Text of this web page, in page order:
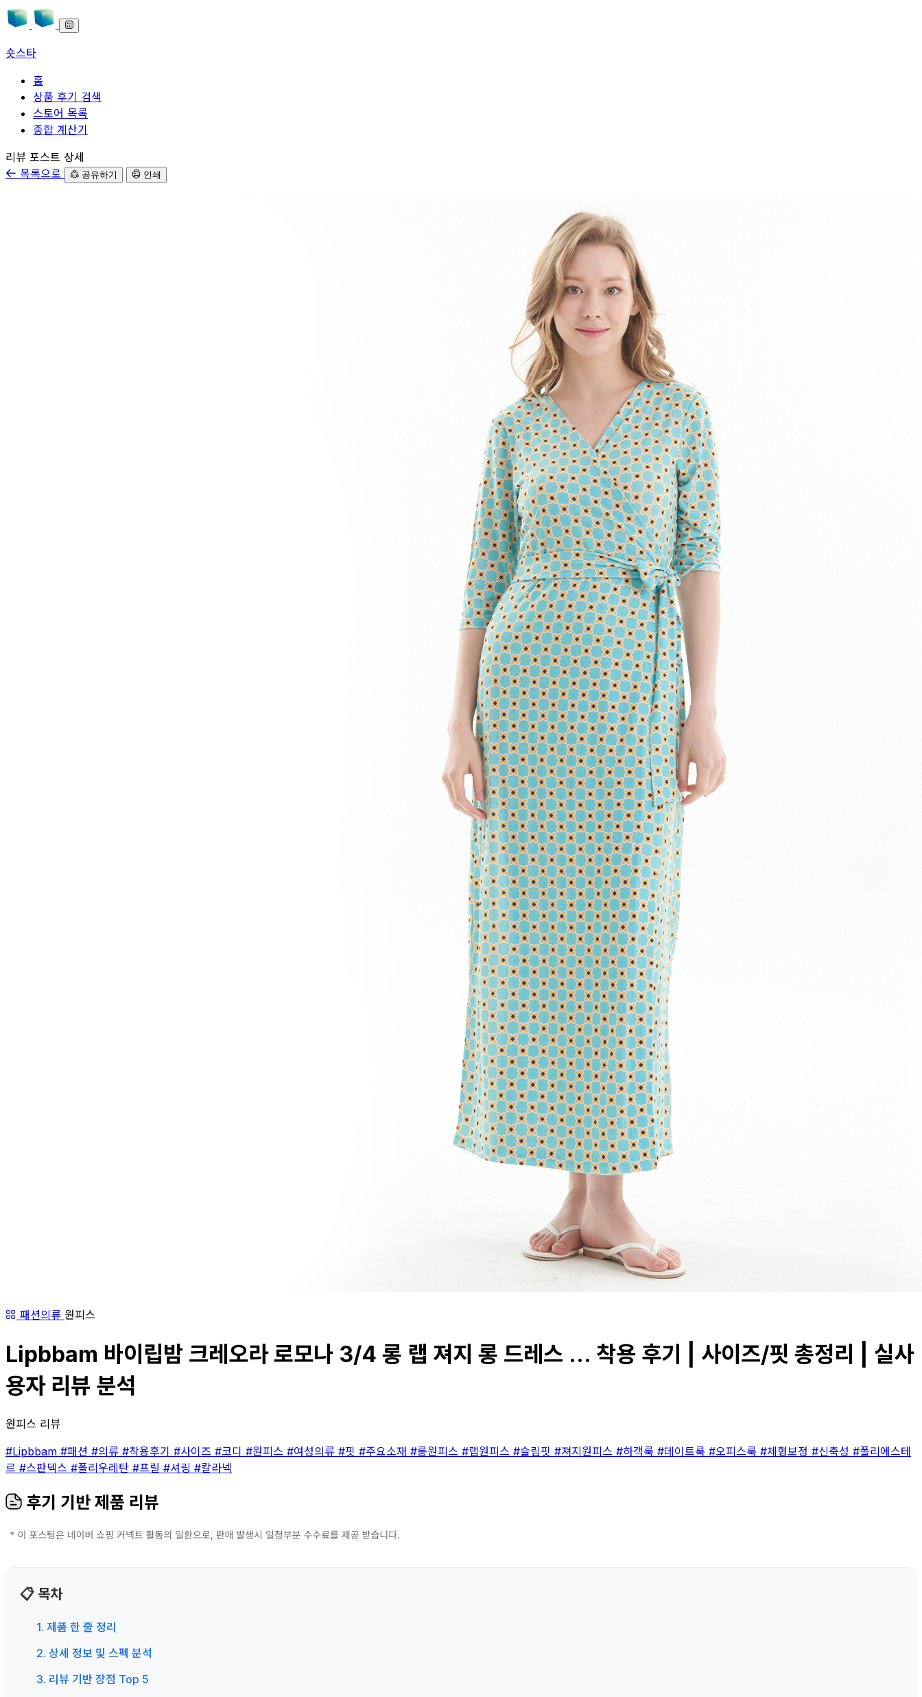
숏스타
홈
상품 후기 검색
스토어 목록
종합 계산기
본문으로 바로가기
리뷰 포스트 상세
목록으로
공유하기 인쇄
패션의류 원피스
Lipbbam 바이립밤 크레오라 로모나 3/4 롱 랩 져지 롱 드레스 ... 착용 후기 | 사이즈/핏 총정리 | 실사
용자 리뷰 분석
원피스 리뷰
#Lipbbam #패션 #의류 #착용후기 #사이즈 #코디 #원피스 #여성의류 #핏 #주요소재 #롱원피스 #랩원피스 #슬림핏 #져지원피스 #하객룩 #데이트룩 #오피스룩 #체형보정 #신축성 #폴리에스테
르 #스판덱스 #폴리우레탄 #프릴 #셔링 #칼라넥
후기 기반 제품 리뷰
📋 목차
1. 제품 한 줄 정리
2. 상세 정보 및 스펙 분석
3. 리뷰 기반 장점 Top 5